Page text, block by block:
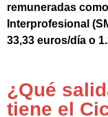
remuneradas
Interprofesional
33,33 euros/día o
¿Qué
tiene el